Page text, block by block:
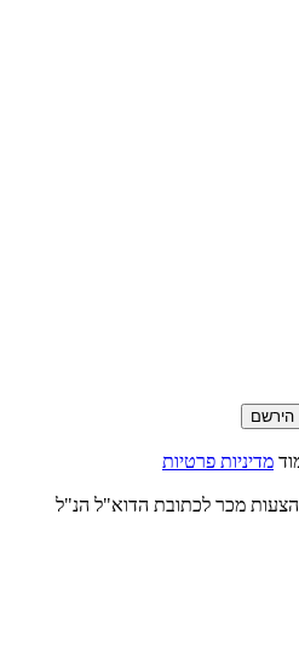
פרטיות
לכתובת הדוא"ל הנ"ל